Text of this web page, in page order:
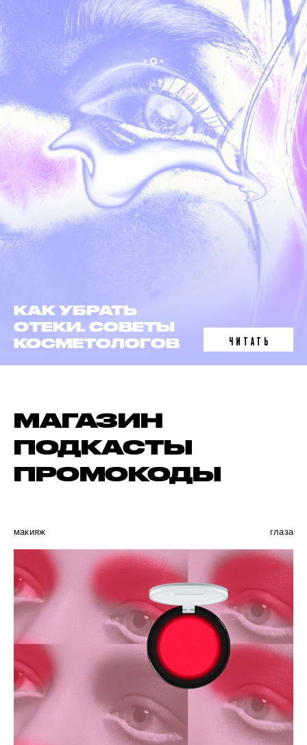
ЛАЗЕРНАЯ
ЭПИЛЯЦИЯ
В 6 ФАКТАХ
ЧИТАТЬ
МАГАЗИН
ПОДКАСТЫ
ПРОМОКОДЫ
макияж глаза